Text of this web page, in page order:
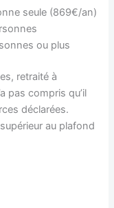
seule (869€/an)
ou plus
retraité à
pas compris qu’il
déclarées.
au plafond